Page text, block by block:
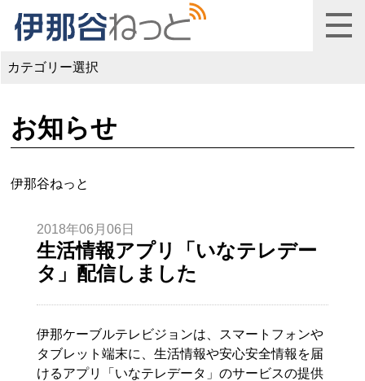
カテゴリー選択
お知らせ
伊那谷ねっと
2018年06月06日
生活情報アプリ「いなテレデー
タ」配信しました
伊那ケーブルテレビジョンは、スマートフォンや
タブレット端末に、生活情報や安心安全情報を届
けるアプリ「いなテレデータ」のサービスの提供